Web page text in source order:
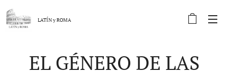
LATÍN yROMA
EL GÉNERO DE LAS